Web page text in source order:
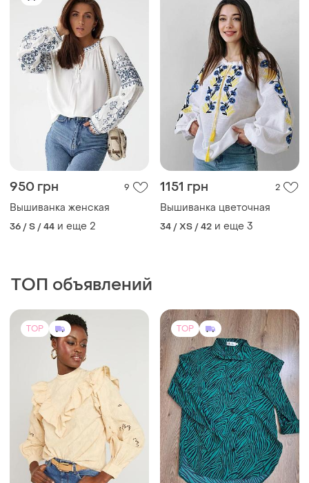
950 грн 9
Вышиванка женская
36 / S / 44 и еще 2
1151 грн 2
Вышиванка цветочная
34 / XS / 42 и еще 3
ТОП объявлений
TOP TOP